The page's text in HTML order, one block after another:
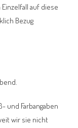
auf diese
Bezug
und Farbangaben
wir sie nicht